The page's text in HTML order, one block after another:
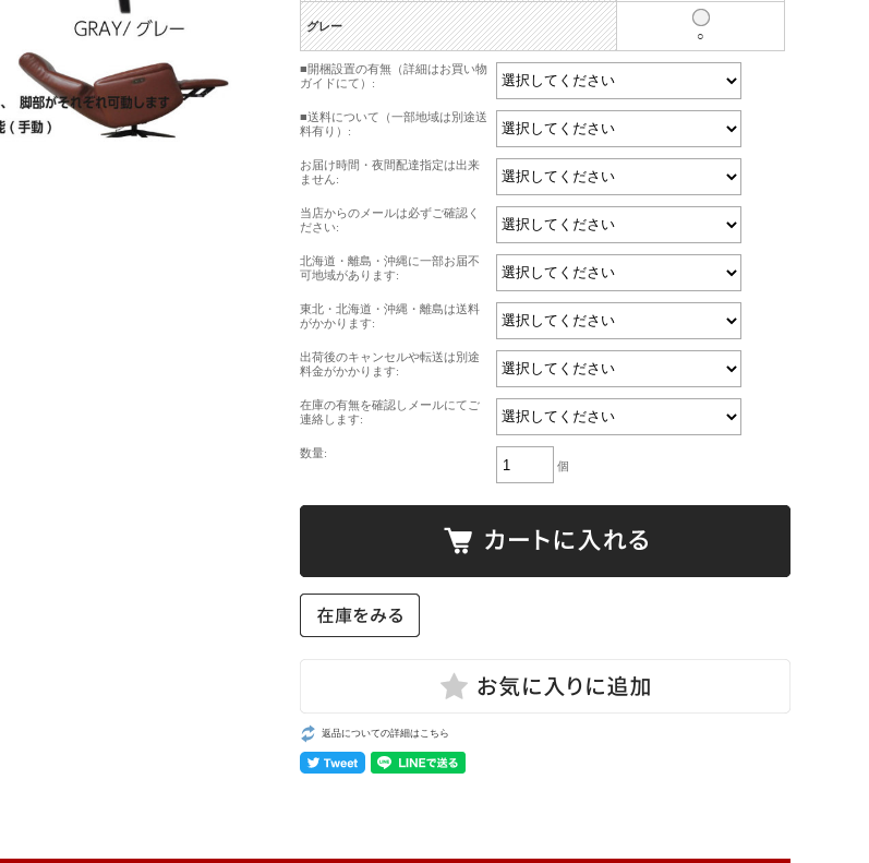
グレー
○
■開梱設置の有無（詳細はお買い物
ガイドにて）:
■送料について（一部地域は別途送
料有り）:
お届け時間・夜間配達指定は出来
ません:
当店からのメールは必ずご確認く
ださい:
北海道・離島・沖縄に一部お届不
可地域があります:
東北・北海道・沖縄・離島は送料
がかかります:
出荷後のキャンセルや転送は別途
料金がかかります:
在庫の有無を確認しメールにてご
連絡します:
数量:
個
返品についての詳細はこちら